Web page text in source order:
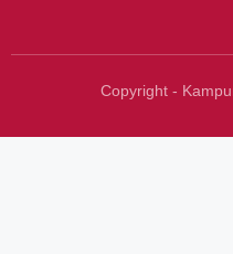
Copyright -